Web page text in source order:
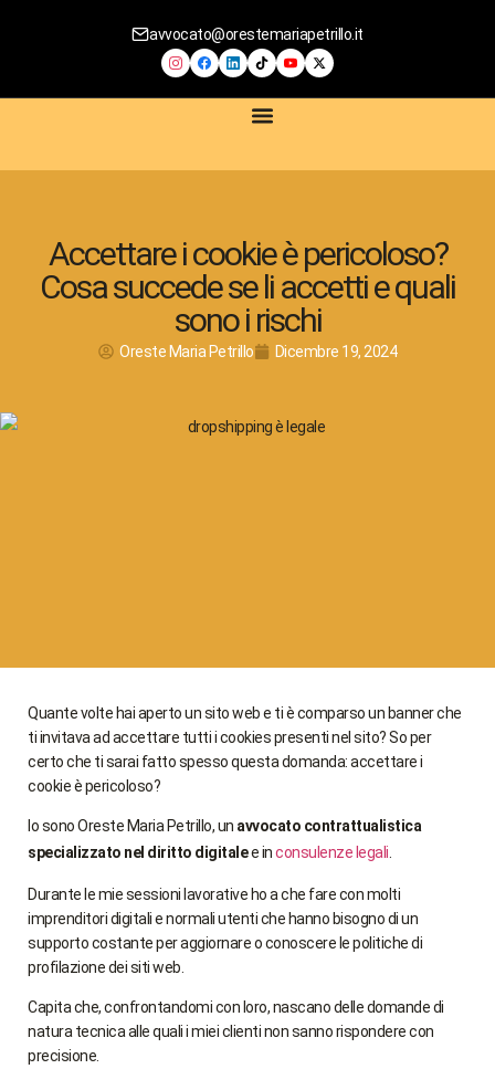
avvocato@orestemariapetrillo.it
Accettare i cookie è pericoloso?
Cosa succede se li accetti e quali
sono i rischi
Oreste Maria Petrillo Dicembre 19, 2024
Quante volte hai aperto un sito web e ti è comparso un banner che
ti invitava ad accettare tutti i cookies presenti nel sito? So per
certo che ti sarai fatto spesso questa domanda: accettare i
cookie è pericoloso?
Io sono Oreste Maria Petrillo, un avvocato contrattualistica
specializzato nel diritto digitalee inconsulenze legali
Durante le mie sessioni lavorative ho a che fare con molti
imprenditori digitali e normali utenti che hanno bisogno di un
supporto costante per aggiornare o conoscere le politiche di
profilazione dei siti web.
Capita che, confrontandomi con loro, nascano delle domande di
natura tecnica alle quali i miei clienti non sanno rispondere con
precisione.